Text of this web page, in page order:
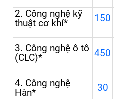
2. Công nghệ kỹ
thuật cơ khí* 150
3. Công nghệ ô tô
(CLC)* 450
4. Công nghệ
Hàn* 30